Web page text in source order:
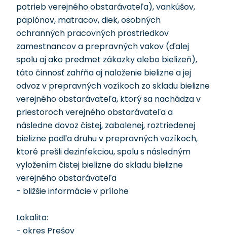
potrieb verejného obstarávateľa), vankúšov,
paplónov, matracov, diek, osobných
ochranných pracovných prostriedkov
zamestnancov a prepravných vakov (ďalej
spolu aj ako predmet zákazky alebo bielizeň),
táto činnosť zahŕňa aj naloženie bielizne a jej
odvoz v prepravných vozíkoch zo skladu bielizne
verejného obstarávateľa, ktorý sa nachádza v
priestoroch verejného obstarávateľa a
následne dovoz čistej, zabalenej, roztriedenej
bielizne podľa druhu v prepravných vozíkoch,
ktoré prešli dezinfekciou, spolu s následným
vyložením čistej bielizne do skladu bielizne
verejného obstarávateľa
- bližšie informácie v prílohe
Lokalita:
- okres Prešov